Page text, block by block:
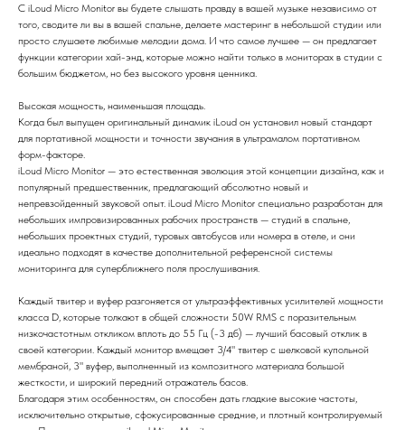
С iLoud Micro Monitor вы будете слышать правду в вашей музыке независимо от
того, сводите ли вы в вашей спальне, делаете мастеринг в небольшой студии или
просто слушаете любимые мелодии дома. И что самое лучшее — он предлагает
функции категории хай-энд, которые можно найти только в мониторах в студии с
большим бюджетом, но без высокого уровня ценника.
Высокая мощность, наименьшая площадь.
Когда был выпущен оригинальный динамик iLoud он установил новый стандарт
для портативной мощности и точности звучания в ультрамалом портативном
форм-факторе.
iLoud Micro Monitor — это естественная эволюция этой концепции дизайна, как и
популярный предшественник, предлагающий абсолютно новый и
непревзойденный звуковой опыт. iLoud Micro Monitor специально разработан для
небольших импровизированных рабочих пространств — студий в спальне,
небольших проектных студий, туровых автобусов или номера в отеле, и они
идеально подходят в качестве дополнительной референсной системы
мониторинга для суперближнего поля прослушивания.
Каждый твитер и вуфер разгоняется от ультраэффективных усилителей мощности
класса D, которые толкают в общей сложности 50W RMS с поразительным
низкочастотным откликом вплоть до 55 Гц (-3 дб) — лучший басовый отклик в
своей категории. Каждый монитор вмещает 3/4" твитер с шелковой купольной
мембраной, 3" вуфер, выполненный из композитного материала большой
жесткости, и широкий передний отражатель басов.
Благодаря этим особенностям, он способен дать гладкие высокие частоты,
исключительно открытые, сфокусированные средние, и плотный контролируемый